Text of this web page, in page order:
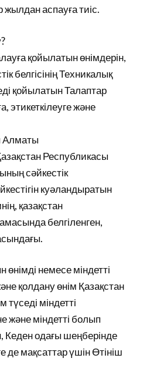
жылдан аспауға тиіс.
қойылатын өнімдерін,
белгісінің Техникалық
қойылатын Талаптар
этикеткілеуге және
Алматы
Республикасы
сәйкестік
куәландыратын
қазақстан
белгіленген,
немесе міндетті
қолдану өнім Қазақстан
түседі міндетті
және міндетті болып
Кеден одағы шеңберінде
де мақсаттар үшін Өтініш